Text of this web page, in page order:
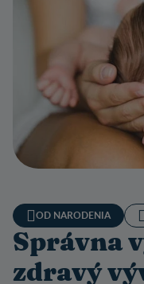
OD NARODENIA
Správna
zdravý